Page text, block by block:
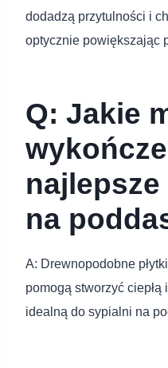
dodadzą przytulności i
optycznie powiększając
Q: Jakie
na
A: Drewnopodobne
pomogą stworzyć
idealną do sypialni na